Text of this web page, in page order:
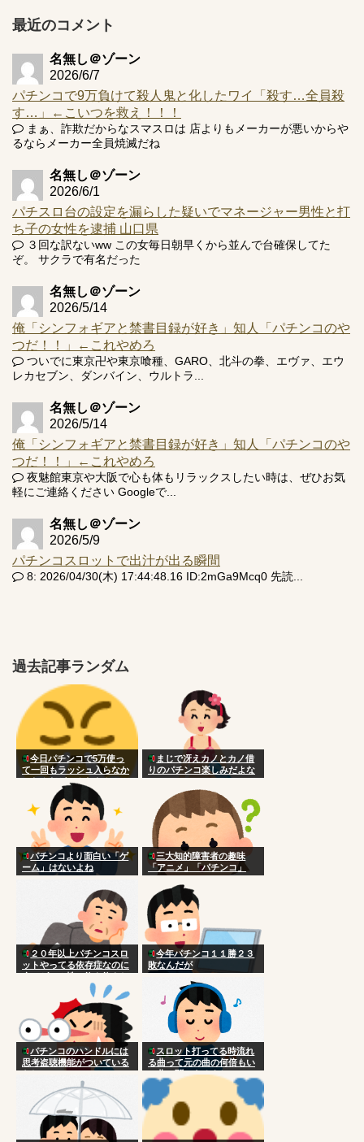
プ報告あり！弱予告...
井の軽い絆？
Powered by livedoor 相互RSS
最近のコメント
名無し＠ゾーン
2026/6/7
パチンコで9万負けて殺人鬼と化したワイ「殺す…全員殺
す…」←こいつを救え！！！
まぁ、詐欺だからなスマスロは 店よりもメーカーが悪いからや
るならメーカー全員焼滅だね
名無し＠ゾーン
2026/6/1
パチスロ台の設定を漏らした疑いでマネージャー男性と打
ち子の女性を逮捕 山口県
３回な訳ないww この女毎日朝早くから並んで台確保してた
ぞ。 サクラで有名だった
名無し＠ゾーン
2026/5/14
俺「シンフォギアと禁書目録が好き」知人「パチンコのや
つだ！！」←これやめろ
ついでに東京卍や東京喰種、GARO、北斗の拳、エヴァ、エウ
レカセブン、ダンバイン、ウルトラ...
名無し＠ゾーン
2026/5/14
俺「シンフォギアと禁書目録が好き」知人「パチンコのや
つだ！！」←これやめろ
夜魅館東京や大阪で心も体もリラックスしたい時は、ぜひお気
軽にご連絡ください Googleで...
名無し＠ゾーン
2026/5/9
パチンコスロットで出汁が出る瞬間
8: 2026/04/30(木) 17:44:48.16 ID:2mGa9Mcq0 先読...
過去記事ランダム
今日パチンコで5万使っ
て一回もラッシュ入らなか
ったんだがこんなもん？
まじで冴えカノとカノ借
りのパチンコ楽しみだよな
パチンコより面白い「ゲ
ーム」はないよね
三大知的障害者の趣味
「アニメ」「パチンコ」
２０年以上パチンコスロ
ットやってる依存症なのに
今のゲーム性に飽き飽きし
今年パチンコ１１勝２３
敗なんだが
パチンコのハンドルには
思考盗聴機能がついている
らしい
スロット打ってる時流れ
る曲って元の曲の何倍もい
い曲に聞こえるよね